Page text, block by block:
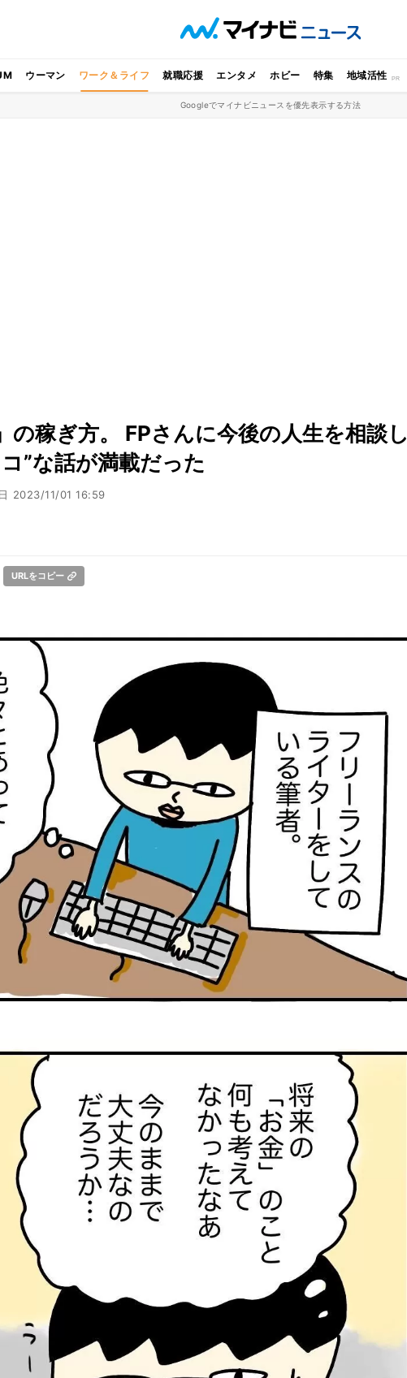
ウーマン ワーク＆ライフ 就職応援 エンタメ ホビー 特集 地域活性
Googleでマイナビニュースを優先表示する方法
の稼ぎ方。 FPさんに今後の人生を相談し
”な話が満載だった
2023/11/01 16:59
URLをコピー